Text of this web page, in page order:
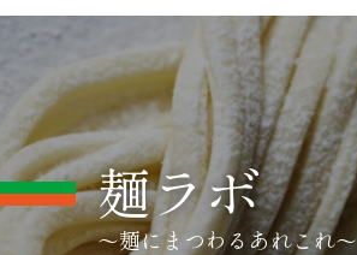
麺ラボ
～麺にまつわるあれこれ～